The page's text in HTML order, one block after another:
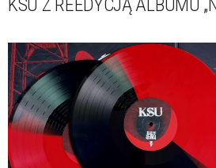
KSU Z REEDYCJĄ ALBUMU